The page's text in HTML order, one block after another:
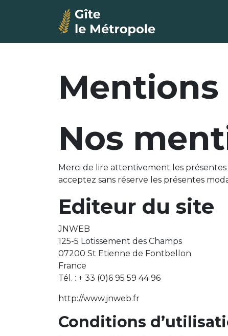
Mentions
Nos
Merci de lire attentivement les
acceptez sans réserve les présentes
Editeur du site
JNWEB
125-5 Lotissement des Champs
07200 St Etienne de Fontbellon
France
Tél. : + 33 (0)6 95 59 44 96
http://www.jnweb.fr
Conditions